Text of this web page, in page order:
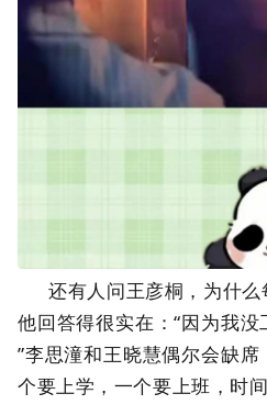
还有人问王彦桐，为什么
他回答得很实在：“因为我没
”李思潼和王晓慧偶尔会缺
个要上学，一个要上班，时间